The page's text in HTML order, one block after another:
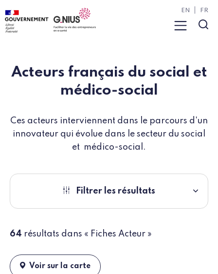
Panneau de gestion des cookies
Aller au contenu
Aller à la navigation
Menu
EN FR
Acteurs français du social et
médico-social
Ces acteurs interviennent dans le parcours d'un
innovateur qui évolue dans le secteur du social
et médico-social.
Filtrer les résultats
64 résultats dans « Fiches Acteur »
Voir sur la carte